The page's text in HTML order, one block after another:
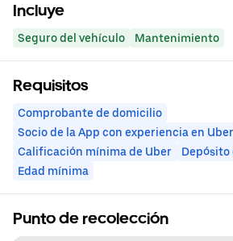
Incluye
Seguro del vehículo Mantenimiento
Requisitos
Comprobante de domicilio
Socio de la App con experiencia en Uber
Calificación mínima de Uber
Depósito
Edad mínima
Punto de recolección